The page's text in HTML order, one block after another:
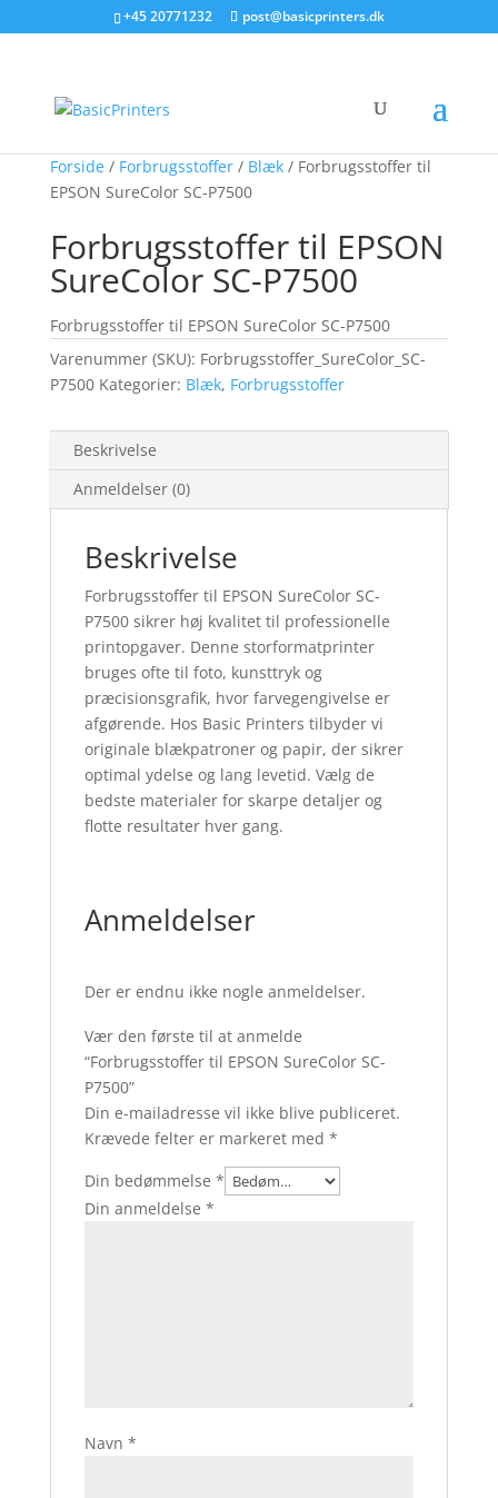
+45 20771232 post@basicprinters.dk
Forside/ Forbrugsstoffer/ Blæk/ Forbrugsstoffer til
EPSON SureColor SC-P7500
Forbrugsstoffer til EPSON
SureColor SC-P7500
Forbrugsstoffer til EPSON SureColor SC-P7500
Varenummer (SKU): Forbrugsstoffer_SureColor_SC-
P7500 Kategorier: Blæk, Forbrugsstoffer
Beskrivelse
Anmeldelser (0)
Beskrivelse
Forbrugsstoffer til EPSON SureColor SC-
P7500 sikrer høj kvalitet til professionelle
printopgaver. Denne storformatprinter
bruges ofte til foto, kunsttryk og
præcisionsgrafik, hvor farvegengivelse er
afgørende. Hos Basic Printers tilbyder vi
originale blækpatroner og papir, der sikrer
optimal ydelse og lang levetid. Vælg de
bedste materialer for skarpe detaljer og
flotte resultater hver gang.
Anmeldelser
Der er endnu ikke nogle anmeldelser.
Vær den første til at anmelde
“Forbrugsstoffer til EPSON SureColor SC-
P7500”
Din e-mailadresse vil ikke blive publiceret.
Krævede felter er markeret med *
Din bedømmelse *
Din anmeldelse *
Navn *